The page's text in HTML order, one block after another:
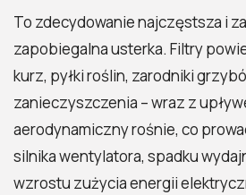
To zdecydowanie najczęstsza i
zapobiegalna usterka. Filtry
kurz, pyłki roślin, zarodniki
zanieczyszczenia – wraz z
aerodynamiczny rośnie, co
silnika wentylatora, spadku
wzrostu zużycia energii